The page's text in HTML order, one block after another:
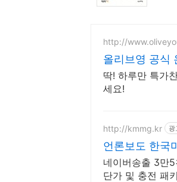
http://
올리브영 공식
딱! 하루만 특가
세요!
http://kmmg.kr 광
언론보도 한국
네이버송출 3만
단가 및 충전 패